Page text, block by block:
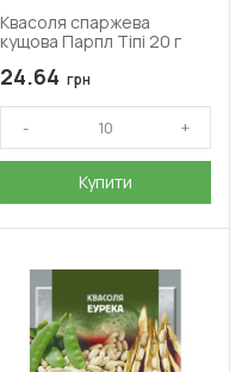
Квасоля спаржева
кущова Парпл Тіпі 20 г
24.64 грн
Купити